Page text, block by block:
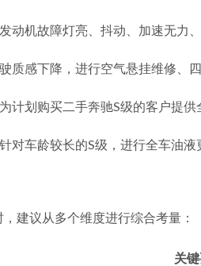
发动机故障灯亮、抖动、加速无力
驶质感下降，进行空气悬挂维修、
为计划购买二手奔驰S级的客户提
针对车龄较长的S级，进行全车油
，建议从多个维度进行综合考量：
关